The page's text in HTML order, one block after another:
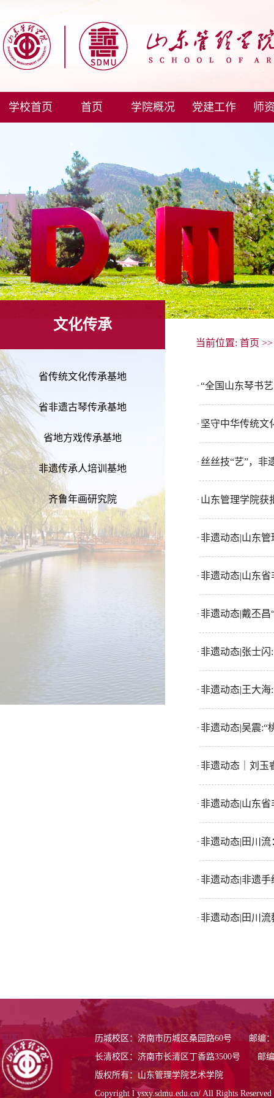
学校首页 首页 学院概况 党建工作 师
文化传承
省传统文化传承基地
省非遗古琴传承基地
省地方戏传承基地
非遗传承人培训基地
齐鲁年画研究院
当前位置: 首页
· “全国山东琴书
· 坚守中华传统文
· 丝丝技“艺”，
· 山东管理学院获
· 非遗动态|山东
· 非遗动态|山东
· 非遗动态|戴丕昌
· 非遗动态|张士闪
· 非遗动态|王大
· 非遗动态|吴震:“
· 非遗动态｜刘
· 非遗动态|山东
· 非遗动态|田川
· 非遗动态|非遗
· 非遗动态|田川流
历城校区：济南市历城区桑园路60号 邮编：
长清校区：济南市长清区丁香路3500号 邮编
版权所有：山东管理学院艺术学院
Copyright l ysxy.sdmu.edu.cn/ All Rights Reserved